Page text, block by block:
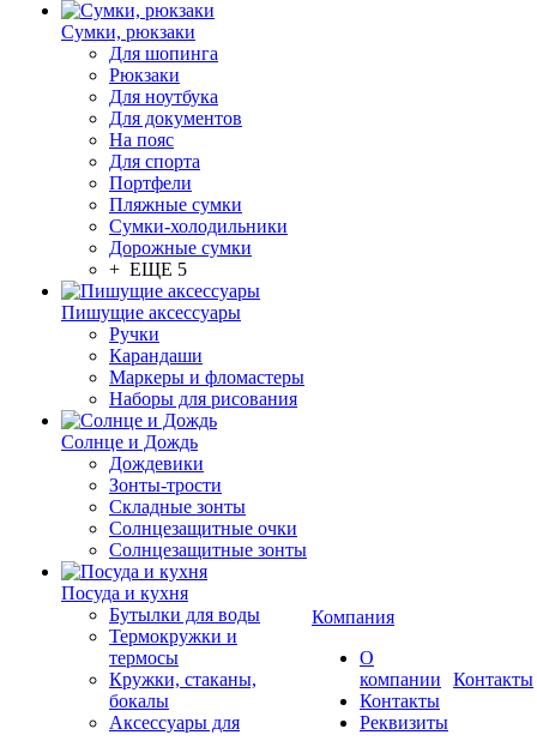
Сумки, рюкзаки
Для шопинга
Рюкзаки
Для ноутбука
Для документов
На пояс
Для спорта
Портфели
Пляжные сумки
Сумки-холодильники
Дорожные сумки
+ ЕЩЕ 5
Пишущие аксессуары
Ручки
Карандаши
Маркеры и фломастеры
Наборы для рисования
Солнце и Дождь
Дождевики
Зонты-трости
Складные зонты
Солнцезащитные очки
Солнцезащитные зонты
Посуда и кухня
Бутылки для воды
Термокружки и
термосы
Кружки, стаканы,
бокалы
Аксессуары для
Компания
О
компании
Контакты
Реквизиты
Контакты